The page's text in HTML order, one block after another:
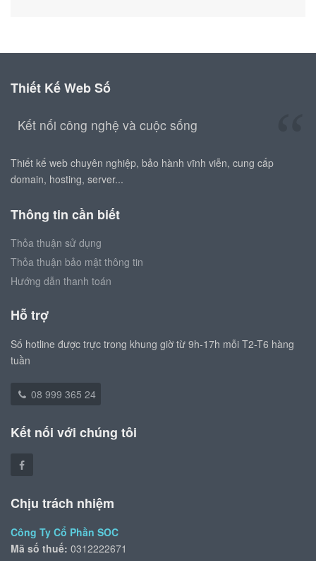
Thiết Kế Web Số
Kết nối công nghệ và cuộc sống
Thiết kế web chuyên nghiệp, bảo hành vĩnh viễn, cung cấp
domain, hosting, server...
Thông tin cần biết
Thỏa thuận sử dụng
Thỏa thuận bảo mật thông tin
Hướng dẫn thanh toán
Hỗ trợ
Số hotline được trực trong khung giờ từ 9h-17h mỗi T2-T6 hàng
tuần
08 999 365 24
Kết nối với chúng tôi
Chịu trách nhiệm
Công Ty Cổ Phần SOC
Mã số thuế: 0312222671